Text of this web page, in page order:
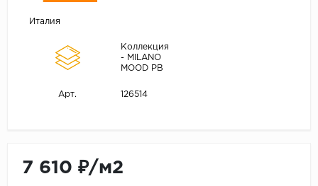
Италия
Коллекция
- MILANO
MOOD PB
Арт. 126514
7 610 ₽/м2